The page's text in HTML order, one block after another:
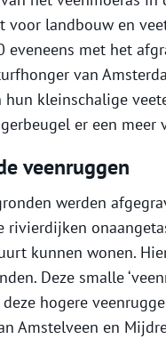
voor landbouw en
eveneens met het
van
hun kleinschalige
er een meer
veenruggen
werden
rivierdijken
kunnen wonen.
Deze smalle
hogere
Amstelveen en